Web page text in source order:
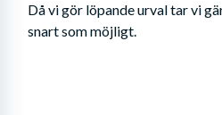
Då vi gör löpande urval tar vi
snart som möjligt.